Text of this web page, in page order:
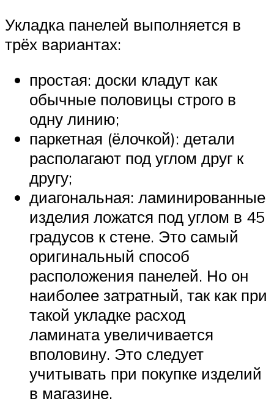
Укладка панелей выполняется в
трёх вариантах:
простая: доски кладут как
обычные половицы строго в
одну линию;
паркетная (ёлочкой): детали
располагают под углом друг к
другу;
диагональная: ламинированные
изделия ложатся под углом в 45
градусов к стене. Это самый
оригинальный способ
расположения панелей. Но он
наиболее затратный, так как при
такой укладке расход
ламината увеличивается
вполовину. Это следует
учитывать при покупке изделий
в магазине.